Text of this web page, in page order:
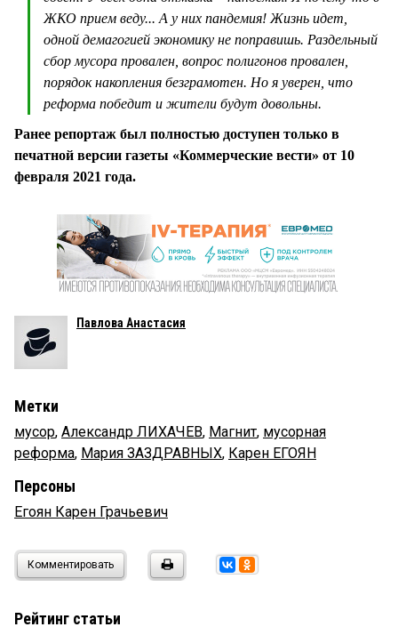
ЖКО прием веду... А у них пандемия! Жизнь идет,
одной демагогией экономику не поправишь. Раздельный
сбор мусора провален, вопрос полигонов провален,
порядок накопления безграмотен. Но я уверен, что
реформа победит и жители будут довольны.
Ранее репортаж был полностью доступен только в
печатной версии газеты «Коммерческие вести» от 10
февраля 2021 года.
Павлова Анастасия
Метки
мусор, Александр ЛИХАЧЕВ, Магнит, мусорная
реформа, Мария ЗАЗДРАВНЫХ, Карен ЕГОЯН
Персоны
Егоян Карен Грачьевич
Комментировать
Рейтинг статьи